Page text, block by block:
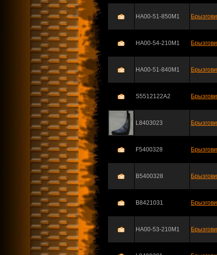
HA00-51-850M1
HA00-54-210M1
HA00-51-840M1
S5512122A2
L8403023
F5400328
B5400328
B8421031
HA00-53-210M1